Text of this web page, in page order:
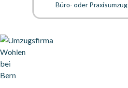
Büro- oder Praxisumzug